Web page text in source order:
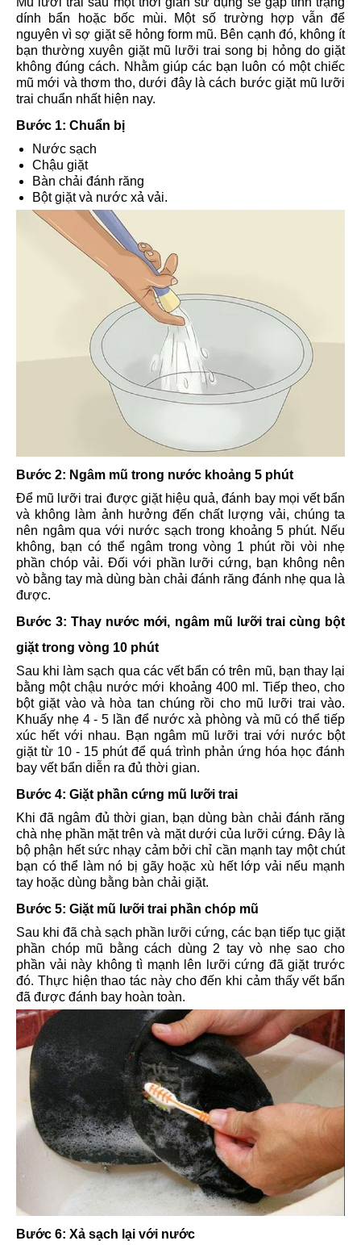
dính bẩn hoặc bốc mùi. Một số trường hợp vẫn để
nguyên vì sợ giặt sẽ hỏng form mũ. Bên cạnh đó, không ít
bạn thường xuyên giặt mũ lưỡi trai song bị hỏng do giặt
không đúng cách. Nhằm giúp các bạn luôn có một chiếc
mũ mới và thơm tho, dưới đây là cách bước giặt mũ lưỡi
trai chuẩn nhất hiện nay.
Bước 1: Chuẩn bị
Nước sạch
Chậu giặt
Bàn chải đánh răng
Bột giặt và nước xả vải.
Bước 2: Ngâm mũ trong nước khoảng 5 phút
Để mũ lưỡi trai được giặt hiệu quả, đánh bay mọi vết bẩn
và không làm ảnh hưởng đến chất lượng vải, chúng ta
nên ngâm qua với nước sạch trong khoảng 5 phút. Nếu
không, bạn có thể ngâm trong vòng 1 phút rồi vòi nhẹ
phần chóp vải. Đối với phần lưỡi cứng, bạn không nên
vò bằng tay mà dùng bàn chải đánh răng đánh nhẹ qua là
được.
Bước 3: Thay nước mới, ngâm mũ lưỡi trai cùng bột
giặt trong vòng 10 phút
Sau khi làm sạch qua các vết bẩn có trên mũ, bạn thay lại
bằng một chậu nước mới khoảng 400 ml. Tiếp theo, cho
bột giặt vào và hòa tan chúng rồi cho mũ lưỡi trai vào.
Khuấy nhẹ 4 - 5 lần để nước xà phòng và mũ có thể tiếp
xúc hết với nhau. Bạn ngâm mũ lưỡi trai với nước bột
giặt từ 10 - 15 phút để quá trình phản ứng hóa học đánh
bay vết bẩn diễn ra đủ thời gian.
Bước 4: Giặt phần cứng mũ lưỡi trai
Khi đã ngâm đủ thời gian, bạn dùng bàn chải đánh răng
chà nhẹ phần mặt trên và mặt dưới của lưỡi cứng. Đây là
bộ phận hết sức nhạy cảm bởi chỉ cần mạnh tay một chút
bạn có thể làm nó bị gãy hoặc xù hết lớp vải nếu mạnh
tay hoặc dùng bằng bàn chải giặt.
Bước 5: Giặt mũ lưỡi trai phần chóp mũ
Sau khi đã chà sạch phần lưỡi cứng, các bạn tiếp tục giặt
phần chóp mũ bằng cách dùng 2 tay vò nhẹ sao cho
phần vải này không tì mạnh lên lưỡi cứng đã giặt trước
đó. Thực hiện thao tác này cho đến khi cảm thấy vết bẩn
đã được đánh bay hoàn toàn.
Bước 6: Xả sạch lại với nước